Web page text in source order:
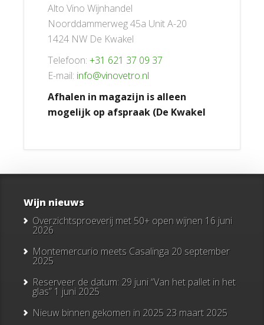
Alto Vino Wijnhandel
Noorddammerweg 45a Unit A-20
1424 NW De Kwakel
Telefoon: +31 621 37 09 37
E-mail: info@vinovetro.nl
Afhalen in magazijn is alleen
mogelijk op afspraak (De Kwakel
Wijn nieuws
Overzichtsproeverij met 50+ open wijnen 16 juni
2026
Montemercurio meets Casalinga 20 september
2025
Reserveer de datum: 29 juni “Van het pallet in het
glas” 1 juni 2025
Nieuw binnen gekomen in 2025 23 maart 2025